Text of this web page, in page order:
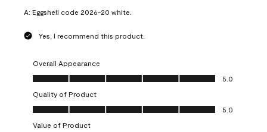
A: Eggshell code 2026-20 white.
Yes, I recommend this product.
Overall Appearance
Overall Appearance, 5.0 out of 5
5.0
Quality of Product
Quality of Product, 5.0 out of 5
5.0
Value of Product